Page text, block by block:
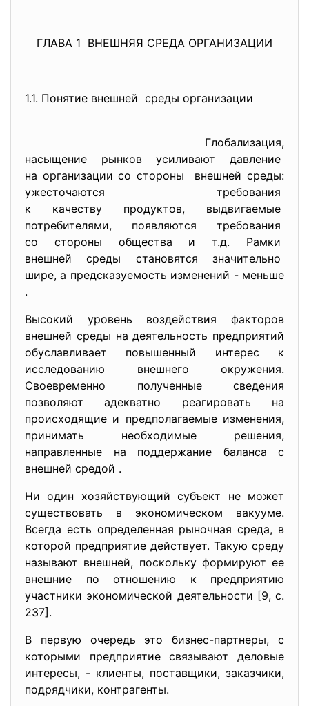
ГЛАВА 1 ВНЕШНЯЯ СРЕДА ОРГАНИЗАЦИИ
1.1. Понятие внешней среды организации
Глобализация,
насыщение рынков усиливают давление
на организации со стороны внешней среды:
ужесточаются требования
к качеству продуктов, выдвигаемые
потребителями, появляются требования
со стороны общества и т.д. Рамки
внешней среды становятся значительно
шире, а предсказуемость изменений - меньше
.
Высокий уровень воздействия факторов
внешней среды на деятельность предприятий
обуславливает повышенный интерес к
исследованию внешнего окружения.
Своевременно полученные сведения
позволяют адекватно реагировать на
происходящие и предполагаемые изменения,
принимать необходимые решения,
направленные на поддержание баланса с
внешней средой .
Ни один хозяйствующий субъект не может
существовать в экономическом вакууме.
Всегда есть определенная рыночная среда, в
которой предприятие действует. Такую среду
называют внешней, поскольку формируют ее
внешние по отношению к предприятию
участники экономической деятельности [9, с.
237].
В первую очередь это бизнес-партнеры, с
которыми предприятие связывают деловые
интересы, - клиенты, поставщики, заказчики,
подрядчики, контрагенты.